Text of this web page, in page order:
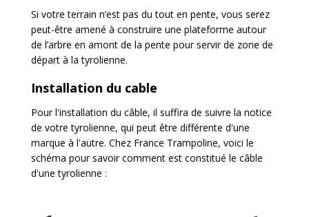
Si votre terrain n’est pas du tout en pente, vous serez
peut-être amené à construire une plateforme autour
de l’arbre en amont de la pente pour servir de zone de
départ à la tyrolienne.
Installation du cable
Pour l'installation du câble, il suffira de suivre la notice
de votre tyrolienne, qui peut être différente d'une
marque à l'autre. Chez France Trampoline, voici le
schéma pour savoir comment est constitué le câble
d'une tyrolienne :